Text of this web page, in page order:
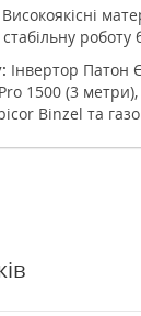
Високоякісні
роботу
Інвертор Патон
1500 (3
Binzel та